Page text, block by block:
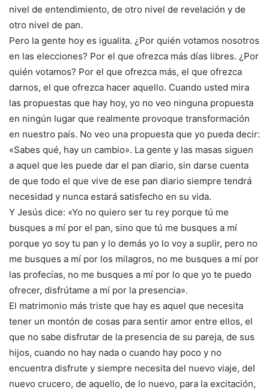
nivel de entendimiento, de otro nivel de revelación y de
otro nivel de pan.
Pero la gente hoy es igualita. ¿Por quién votamos nosotros
en las elecciones? Por el que ofrezca más días libres. ¿Por
quién votamos? Por el que ofrezca más, el que ofrezca
darnos, el que ofrezca hacer aquello. Cuando usted mira
las propuestas que hay hoy, yo no veo ninguna propuesta
en ningún lugar que realmente provoque transformación
en nuestro país. No veo una propuesta que yo pueda decir:
«Sabes qué, hay un cambio». La gente y las masas siguen
a aquel que les puede dar el pan diario, sin darse cuenta
de que todo el que vive de ese pan diario siempre tendrá
necesidad y nunca estará satisfecho en su vida.
Y Jesús dice: «Yo no quiero ser tu rey porque tú me
busques a mí por el pan, sino que tú me busques a mí
porque yo soy tu pan y lo demás yo lo voy a suplir, pero no
me busques a mí por los milagros, no me busques a mí por
las profecías, no me busques a mí por lo que yo te puedo
ofrecer, disfrútame a mí por la presencia».
El matrimonio más triste que hay es aquel que necesita
tener un montón de cosas para sentir amor entre ellos, el
que no sabe disfrutar de la presencia de su pareja, de sus
hijos, cuando no hay nada o cuando hay poco y no
encuentra disfrute y siempre necesita del nuevo viaje, del
nuevo crucero, de aquello, de lo nuevo, para la excitación,